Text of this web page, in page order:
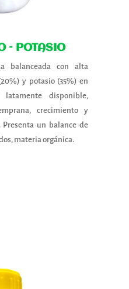
– POTASIO
balanceada con alta
y potasio (35%) en
disponible,
crecimiento y
un balance de
materia orgánica.